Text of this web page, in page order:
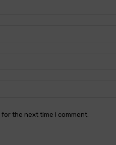
the next time I comment.